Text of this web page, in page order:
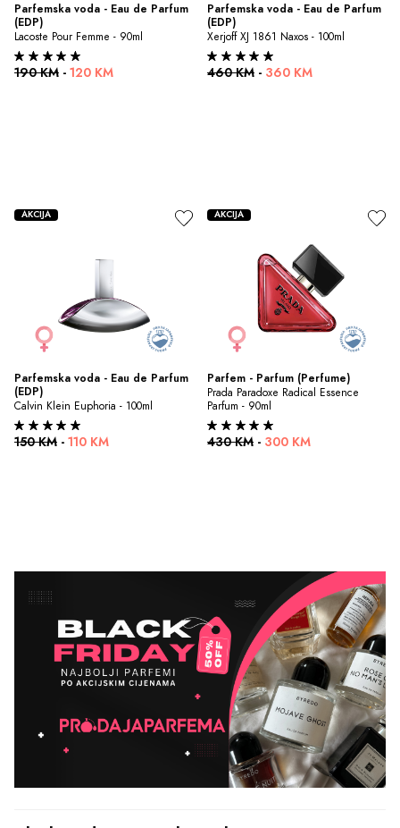
Parfemska voda - Eau de Parfum
(EDP)
Lacoste Pour Femme - 90ml
190 KM - 120 KM
Parfemska voda - Eau de Parfum
(EDP)
Xerjoff XJ 1861 Naxos - 100ml
460 KM - 360 KM
Parfemska voda - Eau de Parfum
(EDP)
Calvin Klein Euphoria - 100ml
150 KM - 110 KM
AKCIJA
Parfem - Parfum (Perfume)
Prada Paradoxe Radical Essence
Parfum - 90ml
430 KM - 300 KM
AKCIJA